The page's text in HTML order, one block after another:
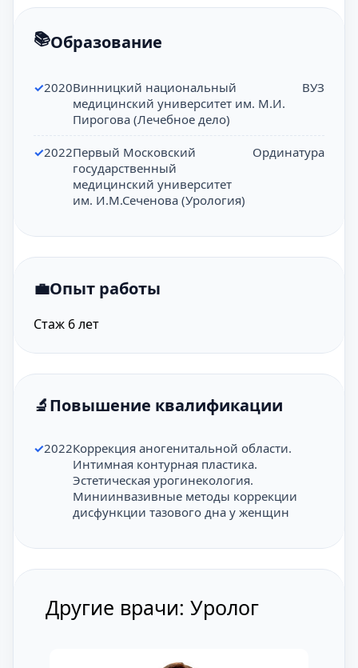
Образование
2020Винницкий национальный
медицинский университет им. М.И.
Пирогова (Лечебное дело)
ВУЗ
2022Первый Московский
государственный
медицинский университет
им. И.М.Сеченова (Урология)
Ординатура
Опыт работы
Стаж 6 лет
Повышение квалификации
2022Коррекция аногенитальной области.
Интимная контурная пластика.
Эстетическая урогинекология.
Миниинвазивные методы коррекции
дисфункции тазового дна у женщин
Другие врачи: Уролог